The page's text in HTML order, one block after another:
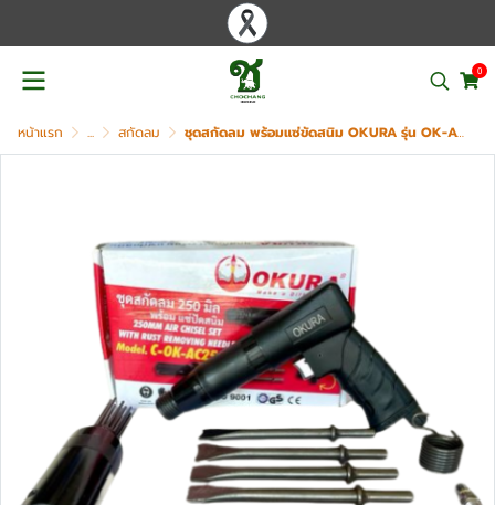
0
หน้าแรก ... สกัดลม ชุดสกัดลม พร้อมแซ่ขัดสนิม OKURA รุ่น OK-AC250N